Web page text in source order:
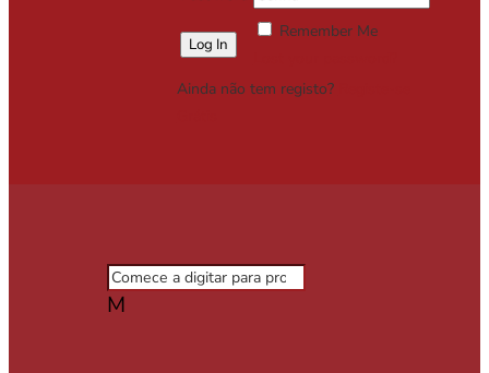
Remember Me
Ainda não tem registo?
M